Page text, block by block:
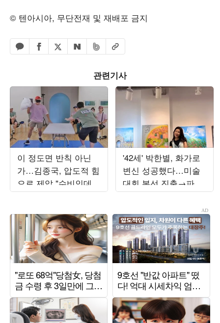
© 텐아시아, 무단전재 및 재배포 금지
카카오톡 공유하기
페이스북 공유하기
엑스 공유하기
네이버 공유하기
밴드 공유하기
URL복사
관련기사
이 정도면 반칙 아닌
가…김종국, 압도적 힘
으로 제압 "수비인데도
압도적" ('런닝맨')
'42세' 박한별, 화가로
변신 성공했다…미술
대회 본선 진출→파리
초대전까지 '못 하는